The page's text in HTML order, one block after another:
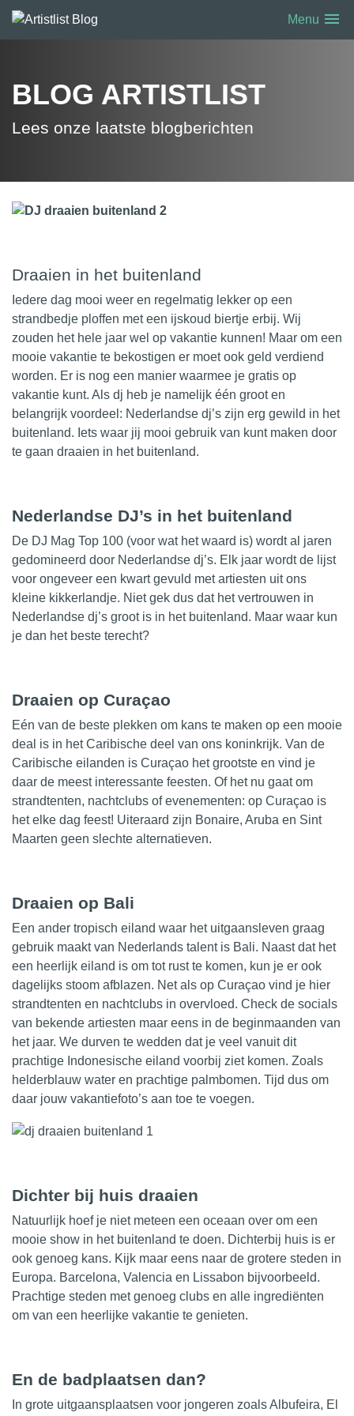
Menu menu
BLOG ARTISTLIST
Lees onze laatste blogberichten
Draaien in het buitenland
Iedere dag mooi weer en regelmatig lekker op een
strandbedje ploffen met een ijskoud biertje erbij. Wij
zouden het hele jaar wel op vakantie kunnen! Maar om een
mooie vakantie te bekostigen er moet ook geld verdiend
worden. Er is nog een manier waarmee je gratis op
vakantie kunt. Als dj heb je namelijk één groot en
belangrijk voordeel: Nederlandse dj’s zijn erg gewild in het
buitenland. Iets waar jij mooi gebruik van kunt maken door
te gaan draaien in het buitenland.
Nederlandse DJ’s in het buitenland
De DJ Mag Top 100 (voor wat het waard is) wordt al jaren
gedomineerd door Nederlandse dj’s. Elk jaar wordt de lijst
voor ongeveer een kwart gevuld met artiesten uit ons
kleine kikkerlandje. Niet gek dus dat hetvertrouwen in
Nederlandse dj’s groot is in het buitenland. Maar waar kun
je dan het beste terecht?
Draaien op Curaçao
Eén van de beste plekken om kans te maken op een mooie
deal is in het Caribische deel van ons koninkrijk. Van de
Caribische eilanden is Curaçao hetgrootste en vind je
daar de meest interessante feesten. Of het nu gaat om
strandtenten, nachtclubs of evenementen: op Curaçao is
het elke dag feest! Uiteraard zijn Bonaire, Aruba en Sint
Maarten geen slechte alternatieven.
Draaien op Bali
Een ander tropisch eiland waar het uitgaansleven graag
gebruik maakt van Nederlands talent is Bali. Naast dat het
een heerlijk eiland is om tot rust te komen, kun je er ook
dagelijks stoom afblazen. Net als op Curaçao vind je hier
strandtenten en nachtclubs in overvloed. Check de socials
van bekende artiesten maar eens in de beginmaanden van
het jaar. We durven te wedden dat je veel vanuit dit
prachtige Indonesische eiland voorbij ziet komen. Zoals
helderblauw water en prachtige palmbomen. Tijd dus om
daar jouw vakantiefoto’s aan toe te voegen.
Dichter bij huis draaien
Natuurlijk hoef je niet meteen een oceaan over om een
mooie show in het buitenland te doen. Dichterbij huis is er
ook genoeg kans. Kijk maar eens naar de grotere steden in
Europa. Barcelona, Valencia en Lissabon bijvoorbeeld.
Prachtige steden met genoeg clubs en alle ingrediënten
om van een heerlijke vakantie te genieten.
En de badplaatsen dan?
In grote uitgaansplaatsen voor jongeren zoals Albufeira, El